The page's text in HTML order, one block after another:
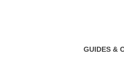
GUIDES &